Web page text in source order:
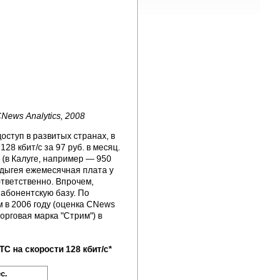
Analytics, 2008
в развитых странах, в
кбит/с за 97 руб. в месяц.
Калуге, например — 950
ежемесячная плата у
Впрочем,
базу. По
2006 году (оценка CNews
марка "Стрим") в
на скорости 128 кбит/с*